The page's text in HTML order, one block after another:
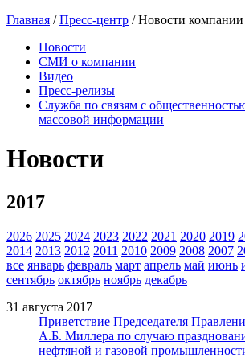
Главная /Пресс-центр / Новости компании
Новости
СМИ о компании
Видео
Пресс-релизы
Служба по связям с
массовой информации
Новости
2017
2026 2025 2024 2023 2022 2021 2020 2019
2014 2013 2012 2011 2010 2009 2008 2007
все январь февраль март апрель май июнь
сентябрь октябрь ноябрь декабрь
31 августа 2017
Приветствие Председателя
А.Б. Миллера по случаю
нефтяной и газовой